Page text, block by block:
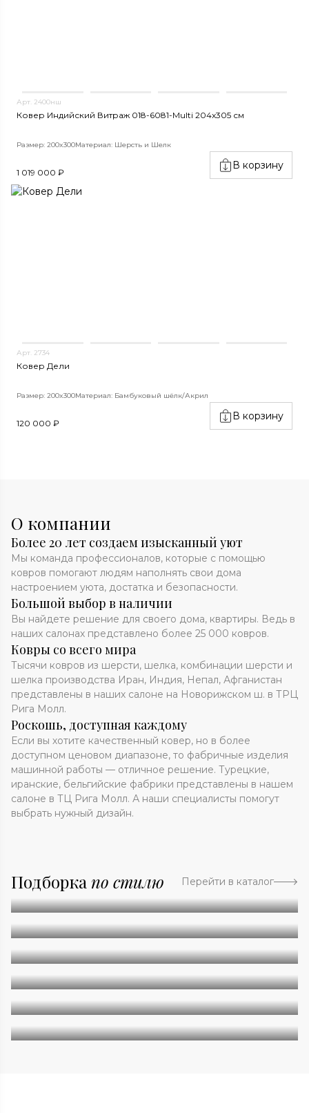
Арт. 2400нш
Ковер Индийский Витраж 018-6081-Multi 204x305 см
Размер: 200x300Материал: Шерсть и Шелк
1 019 000 ₽
В корзину
Арт. 2734
Ковер Дели
Размер: 200x300Материал: Бамбуковый шёлк/Акрил
120 000 ₽
В корзину
О компании
Более 20 лет создаем изысканный уют
Мы команда профессионалов, которые с помощью
ковров помогают людям наполнять свои дома
настроением уюта, достатка и безопасности.
Большой выбор в наличии
Вы найдете решение для своего дома, квартиры. Ведь в
наших салонах представлено более 25 000 ковров.
Ковры со всего мира
Тысячи ковров из шерсти, шелка, комбинации шерсти и
шелка производства Иран, Индия, Непал, Афганистан
представлены в наших салоне на Новорижском ш. в ТРЦ
Рига Молл.
Роскошь, доступная каждому
Если вы хотите качественный ковер, но в более
доступном ценовом диапазоне, то фабричные изделия
машинной работы — отличное решение. Турецкие,
иранские, бельгийские фабрики представлены в нашем
салоне в ТЦ Рига Молл. А наши специалисты помогут
выбрать нужный дизайн.
Подборка по стилю Перейти в каталог
Абстракция
Однотонные
Геометрия
Классические
Современные
Дизайнерские